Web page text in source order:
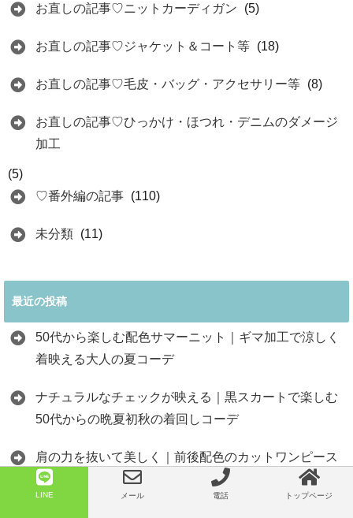
お直しの記事♡ニットカーディガン (5)
お直しの記事♡ジャケット＆コート等 (18)
お直しの記事♡毛皮・バッグ・アクセサリー等 (8)
お直しの記事♡ひっかけ・ほつれ・デニムのダメージ
加工
(5)
♡番外編の記事 (110)
未分類 (11)
最近の投稿
50代から楽しむ配色サマーニット｜ギマ加工で涼しく
着映える大人の夏コーデ
ナチュラルなチェックが映える｜黒スカートで楽しむ
50代からの晩夏初秋の着回しコーデ
肩の力を抜いて美しく｜前後配色のカットワンピース
で楽しむ50代からの晩夏コーデ
LINE メール 電話 トップページ